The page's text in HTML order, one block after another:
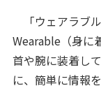
「ウェアラブ
Wearable（身に
首や腕に装着し
に、簡単に情報